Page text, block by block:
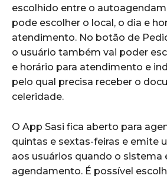
escolhido entre o
pode escolher o local, o dia e
atendimento. No botão de
o usuário também vai poder
e horário para atendimento e
pelo qual precisa receber o
celeridade.
O App Sasi fica aberto para
quintas e sextas-feiras e emite
aos usuários quando o sistema
agendamento. É possível